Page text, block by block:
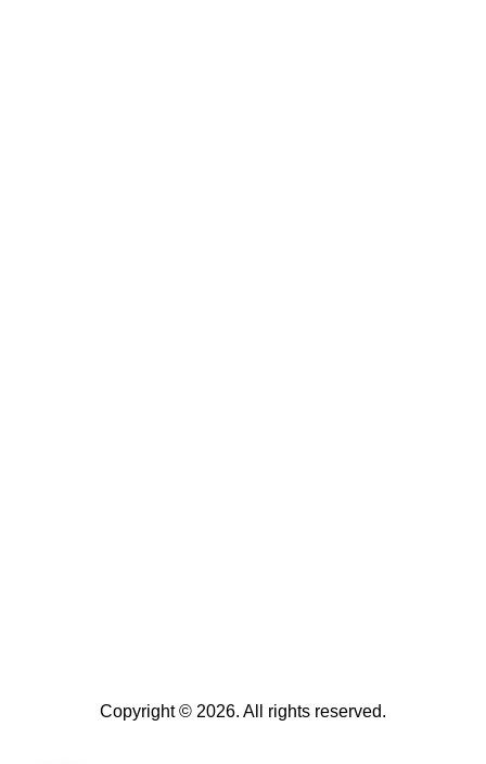
Copyright © 2026. All rights reserved.